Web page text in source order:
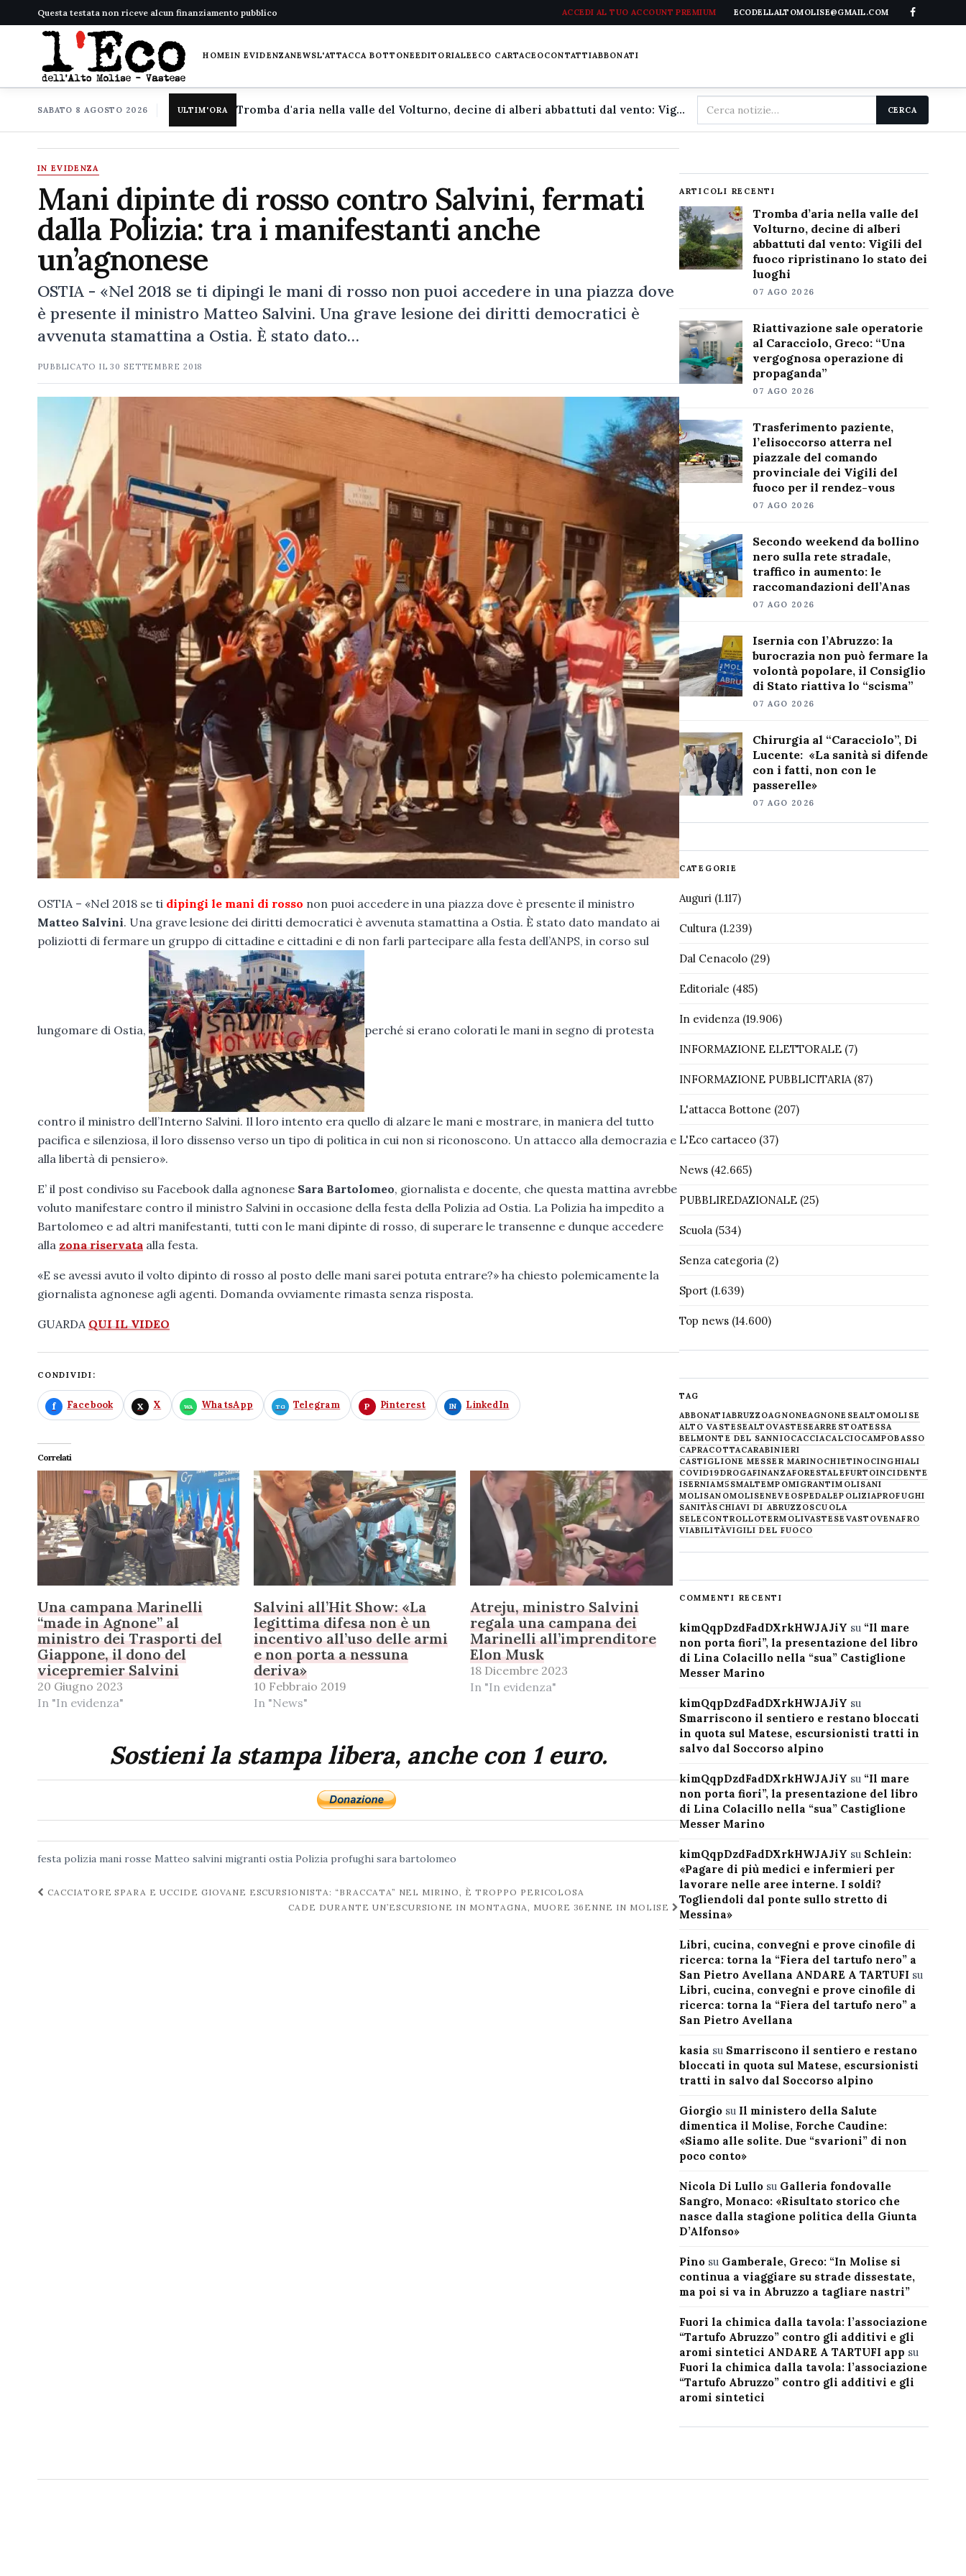
Questa testata non riceve alcun finanziamento pubblico ACCEDI AL TUO ACCOUNT PREMIUM ECODELLALTOMOLISE@GMAIL.COM
HOMEIN EVIDENZANEWSL'ATTACCA BOTTONEEDITORIALEECO CARTACEOCONTATTIABBONATI
SABATO 8 AGOSTO 2026 ULTIM'ORA Tromba d'aria nella valle del Volturno, decine di alberi abbattuti dal vento: Vigili del fuoco ripristinano lo stato dei luoghi
Cerca
nel
CERCA
IN EVIDENZA
Mani dipinte di rosso contro Salvini, fermati
dalla Polizia: tra i manifestanti anche
un’agnonese
OSTIA - «Nel 2018 se ti dipingi le mani di rosso non puoi accedere in una piazza dove
è presente il ministro Matteo Salvini. Una grave lesione dei diritti democratici è
avvenuta stamattina a Ostia. È stato dato…
PUBBLICATO IL30 SETTEMBRE 2018
OSTIA – «Nel 2018 se ti dipingi le mani di rosso non puoi accedere in una piazza dove è presente il ministro
Matteo Salvini. Una grave lesione dei diritti democratici è avvenuta stamattina a Ostia. È stato dato mandato ai
poliziotti di fermare un gruppo di cittadine e cittadini e di non farli partecipare alla festa dell’ANPS, in corso sul
lungomare di Ostia, perché si erano colorati le mani in segno di protesta
contro il ministro dell’Interno Salvini. Il loro intento era quello di alzare le mani e mostrare, in maniera del tutto
pacifica e silenziosa, il loro dissenso verso un tipo di politica in cui non si riconoscono. Un attacco alla democrazia e
alla libertà di pensiero».
E’ il post condiviso su Facebook dalla agnonese Sara Bartolomeo, giornalista e docente, che questa mattina avrebbe
voluto manifestare contro il ministro Salvini in occasione della festa della Polizia ad Ostia. La Polizia ha impedito a
Bartolomeo e ad altri manifestanti, tutti con le mani dipinte di rosso, di superare le transenne e dunque accedere
alla zona riservata alla festa.
«E se avessi avuto il volto dipinto di rosso al posto delle mani sarei potuta entrare?» ha chiesto polemicamente la
giornalista agnonese agli agenti. Domanda ovviamente rimasta senza risposta.
GUARDA QUI IL VIDEO
CONDIVIDI:
Facebook X WhatsApp Telegram Pinterest LinkedIn
Correlati
Una campana Marinelli
“made in Agnone” al
ministro dei Trasporti del
Giappone, il dono del
vicepremier Salvini
20 Giugno 2023
In "In evidenza"
Salvini all’Hit Show: «La
legittima difesa non è un
incentivo all’uso delle armi
e non porta a nessuna
deriva»
10 Febbraio 2019
In "News"
Atreju, ministro Salvini
regala una campana dei
Marinelli all’imprenditore
Elon Musk
18 Dicembre 2023
In "In evidenza"
Sostieni la stampa libera, anche con 1 euro.
festa polizia mani rosse Matteo salvini migranti ostia Polizia profughi sara bartolomeo
Navigazione
CACCIATORE SPARA E UCCIDE GIOVANE ESCURSIONISTA: “BRACCATA” NEL MIRINO, È TROPPO PERICOLOSA
CADE DURANTE UN’ESCURSIONE IN MONTAGNA, MUORE 36ENNE IN MOLISE
ARTICOLI RECENTI
Tromba d’aria nella valle del
Volturno, decine di alberi
abbattuti dal vento: Vigili del
fuoco ripristinano lo stato dei
luoghi
07 AGO 2026
Riattivazione sale operatorie
al Caracciolo, Greco: “Una
vergognosa operazione di
propaganda”
07 AGO 2026
Trasferimento paziente,
l’elisoccorso atterra nel
piazzale del comando
provinciale dei Vigili del
fuoco per il rendez-vous
07 AGO 2026
Secondo weekend da bollino
nero sulla rete stradale,
traffico in aumento: le
raccomandazioni dell’Anas
07 AGO 2026
Isernia con l’Abruzzo: la
burocrazia non può fermare la
volontà popolare, il Consiglio
di Stato riattiva lo “scisma”
07 AGO 2026
Chirurgia al “Caracciolo”, Di
Lucente: «La sanità si difende
con i fatti, non con le
passerelle»
07 AGO 2026
CATEGORIE
Auguri(1.117)
Cultura(1.239)
Dal Cenacolo(29)
Editoriale (485)
In evidenza(19.906)
INFORMAZIONE ELETTORALE(7)
INFORMAZIONE PUBBLICITARIA(87)
L'attacca Bottone (207)
L'Eco cartaceo(37)
News(42.665)
PUBBLIREDAZIONALE(25)
Scuola(534)
Senza categoria(2)
Sport(1.639)
Top news(14.600)
TAG
ABBONATIABRUZZOAGNONEAGNONESEALTOMOLISE
ALTO VASTESEALTOVASTESEARRESTOATESSA
BELMONTE DEL SANNIOCACCIACALCIOCAMPOBASSO
CAPRACOTTACARABINIERI
CASTIGLIONE MESSER MARINOCHIETINOCINGHIALI
COVID19DROGAFINANZAFORESTALEFURTOINCIDENTE
ISERNIAM5SMALTEMPOMIGRANTIMOLISANI
MOLISANOMOLISENEVE OSPEDALEPOLIZIAPROFUGHI
SANITÀSCHIAVI DI ABRUZZOSCUOLA
SELECONTROLLOTERMOLIVASTESE VASTOVENAFRO
VIABILITÀVIGILI DEL FUOCO
COMMENTI RECENTI
kimQqpDzdFadDXrkHWJAJiY su “Il mare
non porta fiori”, la presentazione del libro
di Lina Colacillo nella “sua” Castiglione
Messer Marino
kimQqpDzdFadDXrkHWJAJiY su
Smarriscono il sentiero e restano bloccati
in quota sul Matese, escursionisti tratti in
salvo dal Soccorso alpino
kimQqpDzdFadDXrkHWJAJiY su “Il mare
non porta fiori”, la presentazione del libro
di Lina Colacillo nella “sua” Castiglione
Messer Marino
kimQqpDzdFadDXrkHWJAJiY su Schlein:
«Pagare di più medici e infermieri per
lavorare nelle aree interne. I soldi?
Togliendoli dal ponte sullo stretto di
Messina»
Libri, cucina, convegni e prove cinofile di
ricerca: torna la “Fiera del tartufo nero” a
San Pietro Avellana ANDARE A TARTUFI su
Libri, cucina, convegni e prove cinofile di
ricerca: torna la “Fiera del tartufo nero” a
San Pietro Avellana
kasia su Smarriscono il sentiero e restano
bloccati in quota sul Matese, escursionisti
tratti in salvo dal Soccorso alpino
Giorgiosu Il ministero della Salute
dimentica il Molise, Forche Caudine:
«Siamo alle solite. Due “svarioni” di non
poco conto»
Nicola Di Lullosu Galleria fondovalle
Sangro, Monaco: «Risultato storico che
nasce dalla stagione politica della Giunta
D’Alfonso»
Pinosu Gamberale, Greco: “In Molise si
continua a viaggiare su strade dissestate,
ma poi si va in Abruzzo a tagliare nastri”
Fuori la chimica dalla tavola: l’associazione
“Tartufo Abruzzo” contro gli additivi e gli
aromi sintetici ANDARE A TARTUFI app su
Fuori la chimica dalla tavola: l’associazione
“Tartufo Abruzzo” contro gli additivi e gli
aromi sintetici